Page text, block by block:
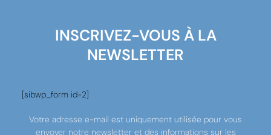
INSCRIVEZ-VOUS À LA
NEWSLETTER
[sibwp_form id=2]
Votre adresse e-mail est uniquement utilisée pour vous
envoyer notre newsletter et des informations sur les